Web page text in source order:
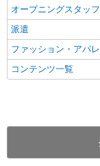
オープニングスタッフ
派遣
ファッション・アパ
コンテンツ一覧